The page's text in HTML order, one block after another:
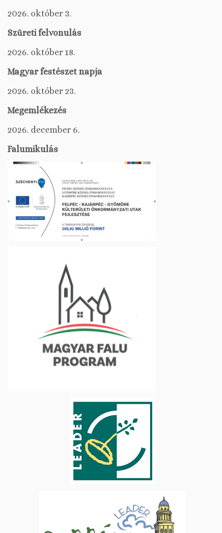
2026. október 3.
Szüreti felvonulás
2026. október 18.
Magyar festészet napja
2026. október 23.
Megemlékezés
2026. december 6.
Falumikulás